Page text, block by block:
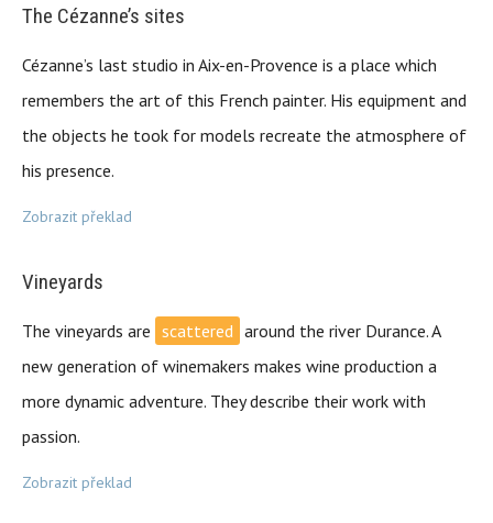
The Cézanne’s sites
Cézanne’s last studio in Aix-en-Provence is a place which
remembers the art of this French painter. His equipment and
the objects he took for models recreate the atmosphere of
his presence.
Zobrazit překlad
Vineyards
The vineyards are scattered around the river Durance. A
new generation of winemakers makes wine production a
more dynamic adventure. They describe their work with
passion.
Zobrazit překlad